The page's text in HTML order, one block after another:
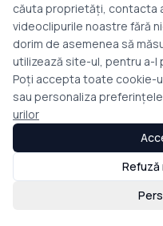
căuta proprietăți, contacta
videoclipurile noastre fără
dorim de asemenea să
utilizează site-ul, pentru a-l
Poți accepta toate cookie-
sau personaliza
urilor